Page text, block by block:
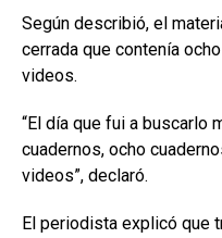
Según describió, el
cerrada que contenía
videos.
“El día que fui a buscarlo
cuadernos, ocho
videos”, declaró.
El periodista explicó que